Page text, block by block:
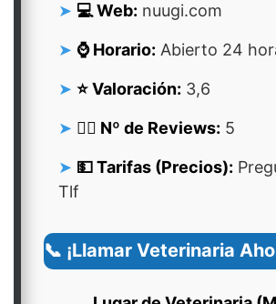
💻 Web: nuugi.com
⌚ Horario: Abierto 24
⭐ Valoración: 3,6
👍🏻 Nº de Reviews: 5
💵 Tarifas (Precios):
Tlf
📞 ¡Llamar Veterinaria